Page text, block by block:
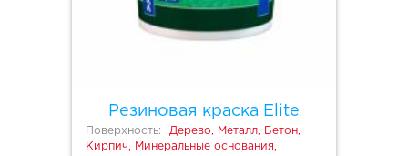
Резиновая краска Elite
Поверхность:
Дерево, Металл, Бетон,
Кирпич, Минеральные основания,